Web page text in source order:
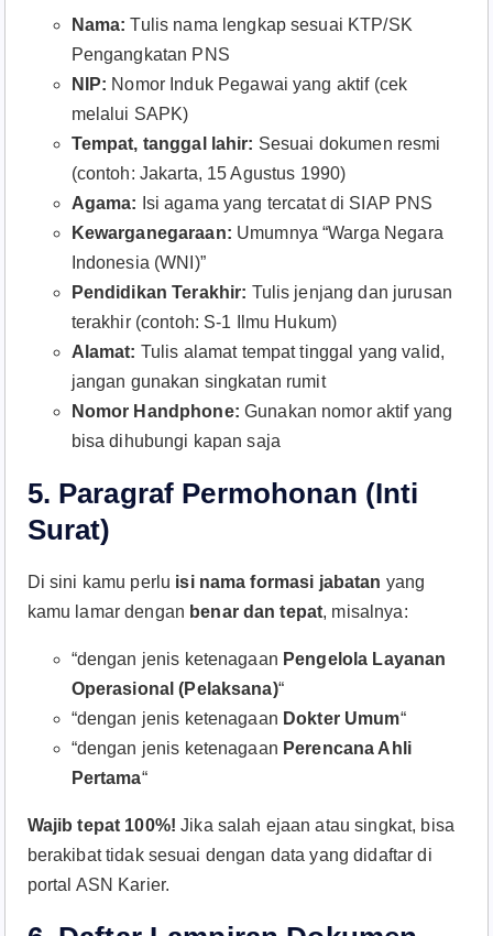
Nama: Tulis nama lengkap sesuai KTP/SK
Pengangkatan PNS
NIP: Nomor Induk Pegawai yang aktif (cek
melalui SAPK)
Tempat, tanggal lahir: Sesuai dokumen resmi
(contoh: Jakarta, 15 Agustus 1990)
Agama: Isi agama yang tercatat di SIAP PNS
Kewarganegaraan: Umumnya “Warga Negara
Indonesia (WNI)”
Pendidikan Terakhir: Tulis jenjang dan jurusan
terakhir (contoh: S-1 Ilmu Hukum)
Alamat: Tulis alamat tempat tinggal yang valid,
jangan gunakan singkatan rumit
Nomor Handphone: Gunakan nomor aktif yang
bisa dihubungi kapan saja
5. Paragraf Permohonan (Inti
Surat)
Di sini kamu perlu isi nama formasi jabatan yang
kamu lamar dengan benar dan tepat, misalnya:
“dengan jenis ketenagaan Pengelola Layanan
Operasional (Pelaksana)“
“dengan jenis ketenagaan Dokter Umum“
“dengan jenis ketenagaan Perencana Ahli
Pertama“
Wajib tepat 100%! Jika salah ejaan atau singkat, bisa
berakibat tidak sesuai dengan data yang didaftar di
portal ASN Karier.